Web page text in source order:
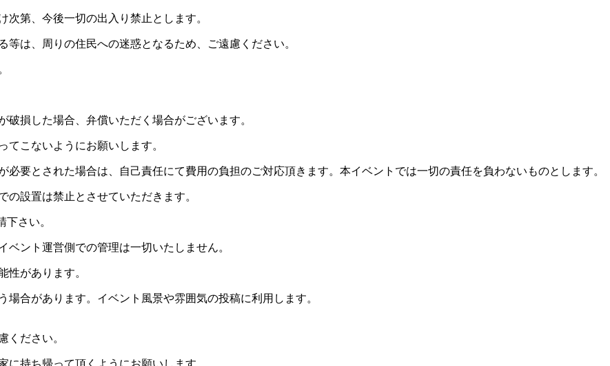
第、今後一切の出入り禁止とします。
は、周りの住民への迷惑となるため、ご遠慮ください。
損した場合、弁償いただく場合がございます。
こないようにお願いします。
必要とされた場合は、自己責任にて費用の負担のご対応頂きます。本イベントでは一切の責任を負わないものとします。
の設置は禁止とさせていただきます。
下さい。
ベント運営側での管理は一切いたしません。
性があります。
合があります。イベント風景や雰囲気の投稿に利用します。
ください。